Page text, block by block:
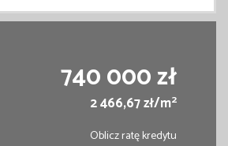
740 000 zł
2 466,67 zł/m2
Oblicz ratę kredytu